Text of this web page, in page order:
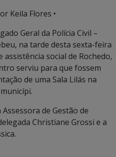
Keila Flores •
Geral da Polícia Civil –
na tarde desta sexta-feira
social de Rochedo,
serviu para que fossem
de uma Sala Lilás na
de Gestão de
Christiane Grossi e a